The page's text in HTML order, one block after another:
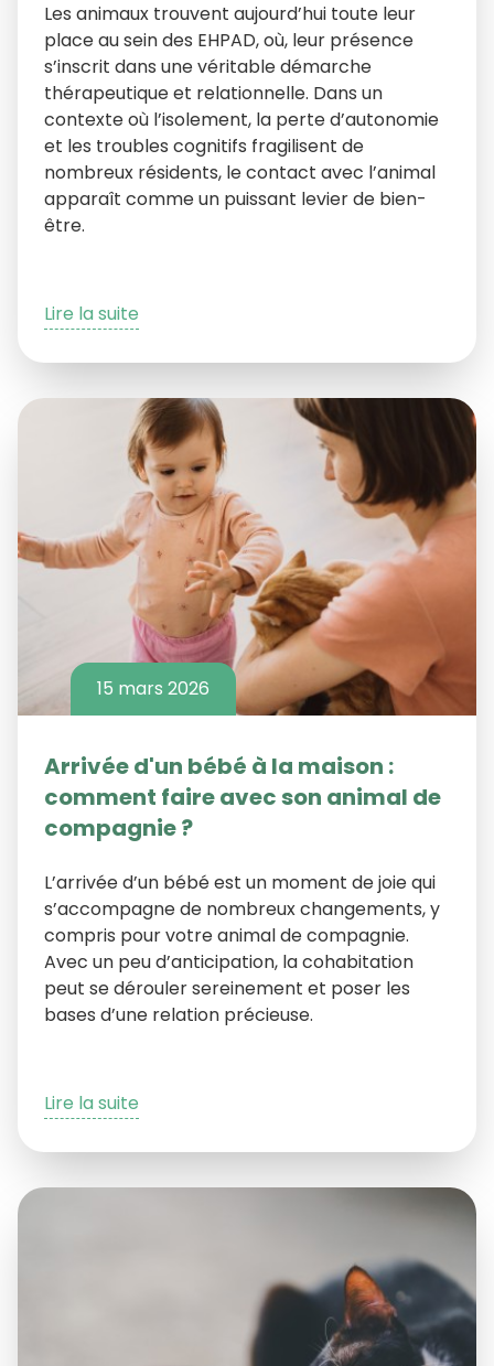
Les animaux trouvent aujourd’hui toute leur
place au sein des EHPAD, où, leur présence
s’inscrit dans une véritable démarche
thérapeutique et relationnelle. Dans un
contexte où l’isolement, la perte d’autonomie
et les troubles cognitifs fragilisent de
nombreux résidents, le contact avec l’animal
apparaît comme un puissant levier de bien-
être.
Lire la suite
15 mars 2026
Arrivée d'un bébé à la maison :
comment faire avec son animal de
compagnie ?
L’arrivée d’un bébé est un moment de joie qui
s’accompagne de nombreux changements, y
compris pour votre animal de compagnie.
Avec un peu d’anticipation, la cohabitation
peut se dérouler sereinement et poser les
bases d’une relation précieuse.
Lire la suite